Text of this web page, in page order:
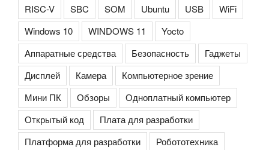
RISC-V
SBC SOM Ubuntu USB
WiFi
Windows 10
WINDOWS 11
Yocto
Аппаратные средства
Безопасность
Гаджеты
Дисплей
Камера
Компьютерное зрение
Мини ПК
Обзоры
Одноплатный компьютер
Открытый код
Плата для разработки
Платформа для разработки
Робототехника